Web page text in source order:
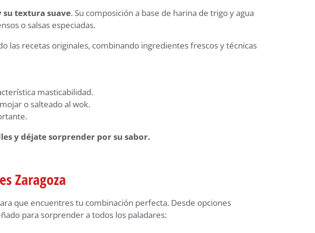
su textura suave. Su composición a base de harina de trigo y agua
o salsas especiadas.
las recetas originales, combinando ingredientes frescos y técnicas
masticabilidad.
o salteado al wok.
y déjate sorprender por su sabor.
Zaragoza
que encuentres tu combinación perfecta. Desde opciones
para sorprender a todos los paladares: